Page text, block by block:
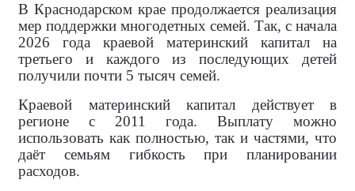
В Краснодарском крае продолжается реализация
мер поддержки многодетных семей. Так, с начала
2026 года краевой материнский капитал на
третьего и каждого из последующих детей
получили почти 5 тысяч семей.
Краевой материнский капитал действует в
регионе с 2011 года. Выплату можно
использовать как полностью, так и частями, что
даёт семьям гибкость при планировании
расходов.